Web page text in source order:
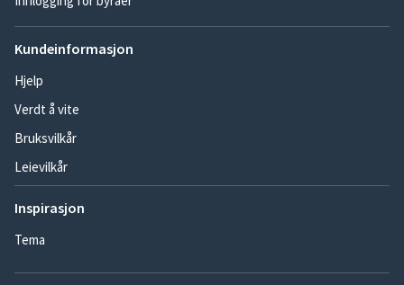
Kundeinformasjon
Hjelp
Verdt å vite
Bruksvilkår
Leievilkår
Inspirasjon
Tema